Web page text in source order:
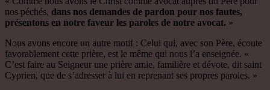
nos péchés, dans nos demandes de pardon pour nos fautes,
présentons en notre faveur les paroles de notre avocat. »
Nous avons encore un autre motif : Celui qui, avec son Père, écoute
favorablement cette prière, est le même qui nous l’a enseignée. «
C’est faire au Seigneur une prière amie, familière et dévote, dit saint
Cyprien, que de s’adresser à lui en reprenant ses propres paroles. »